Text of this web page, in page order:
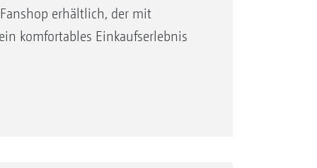
erhältlich, der mit
komfortables Einkaufserlebnis